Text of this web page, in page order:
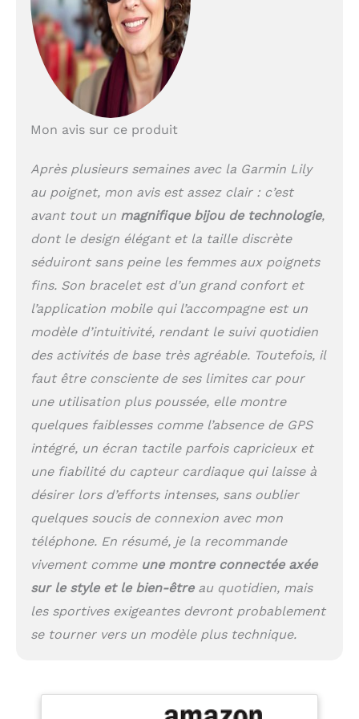
natation en piscine et
bien plus Fonctions
connectées : suivi des
appels et SMS, météo,
calendrier, suivi et
universel
Compatible IOS et
Mon avis sur ce produit
Après plusieurs semaines avec la Garmin Lily
au poignet, mon avis est assez clair : c’est
avant tout un magnifique bijou de technologie,
dont le design élégant et la taille discrète
séduiront sans peine les femmes aux poignets
fins. Son bracelet est d’un grand confort et
l’application mobile qui l’accompagne est un
modèle d’intuitivité, rendant le suivi quotidien
des activités de base très agréable. Toutefois, il
faut être consciente de ses limites car pour
une utilisation plus poussée, elle montre
quelques faiblesses comme l’absence de GPS
intégré, un écran tactile parfois capricieux et
une fiabilité du capteur cardiaque qui laisse à
désirer lors d’efforts intenses, sans oublier
quelques soucis de connexion avec mon
téléphone. En résumé, je la recommande
vivement comme une montre connectée axée
sur le style et le bien-êtreau quotidien, mais
les sportives exigeantes devront probablement
se tourner vers un modèle plus technique.